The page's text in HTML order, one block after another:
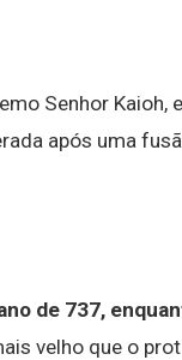
Senhor Kaioh,
após uma
de 737,
velho que o